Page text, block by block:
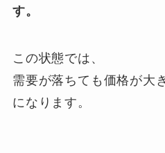
す。
この状態では、
需要が落ちても価格が大
になります。